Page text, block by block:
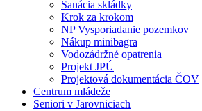
Sanácia skládky
Krok za krokom
NP Vysporiadanie pozemkov
Nákup minibagra
Vodozádržné opatrenia
Projekt JPÚ
Projektová dokumentácia ČOV
Centrum mládeže
Seniori v Jarovniciach